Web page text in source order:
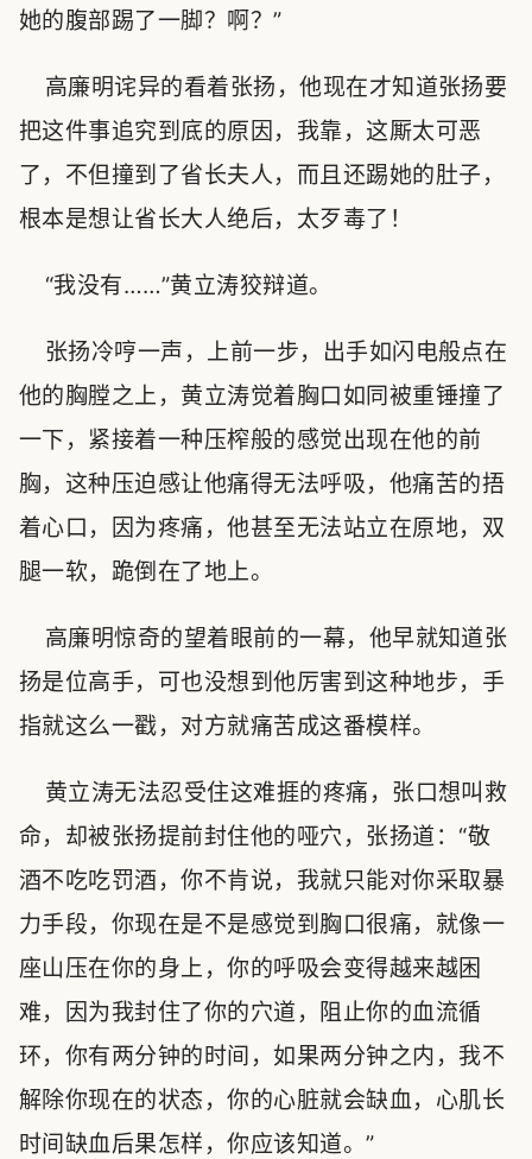
她的腹部踢了一脚？啊？”
高廉明诧异的看着张扬，他现在才知道张扬要
把这件事追究到底的原因，我靠，这厮太可恶
了，不但撞到了省长夫人，而且还踢她的肚子，
根本是想让省长大人绝后，太歹毒了！
“我没有……”黄立涛狡辩道。
张扬冷哼一声，上前一步，出手如闪电般点在
他的胸膛之上，黄立涛觉着胸口如同被重锤撞了
一下，紧接着一种压榨般的感觉出现在他的前
胸，这种压迫感让他痛得无法呼吸，他痛苦的捂
着心口，因为疼痛，他甚至无法站立在原地，双
腿一软，跪倒在了地上。
高廉明惊奇的望着眼前的一幕，他早就知道张
扬是位高手，可也没想到他厉害到这种地步，手
指就这么一戳，对方就痛苦成这番模样。
黄立涛无法忍受住这难捱的疼痛，张口想叫救
命，却被张扬提前封住他的哑穴，张扬道：“敬
酒不吃吃罚酒，你不肯说，我就只能对你采取暴
力手段，你现在是不是感觉到胸口很痛，就像一
座山压在你的身上，你的呼吸会变得越来越困
难，因为我封住了你的穴道，阻止你的血流循
环，你有两分钟的时间，如果两分钟之内，我不
解除你现在的状态，你的心脏就会缺血，心肌长
时间缺血后果怎样，你应该知道。”